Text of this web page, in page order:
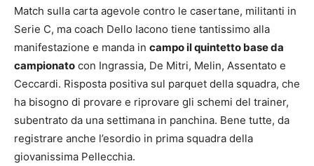
Match sulla carta agevole contro le casertane, militanti in
Serie C, ma coach Dello Iacono tiene tantissimo alla
manifestazione e manda in campo il quintetto base da
campionato con Ingrassia, De Mitri, Melin, Assentato e
Ceccardi. Risposta positiva sul parquet della squadra, che
ha bisogno di provare e riprovare gli schemi del trainer,
subentrato da una settimana in panchina. Bene tutte, da
registrare anche l’esordio in prima squadra della
giovanissima Pellecchia.